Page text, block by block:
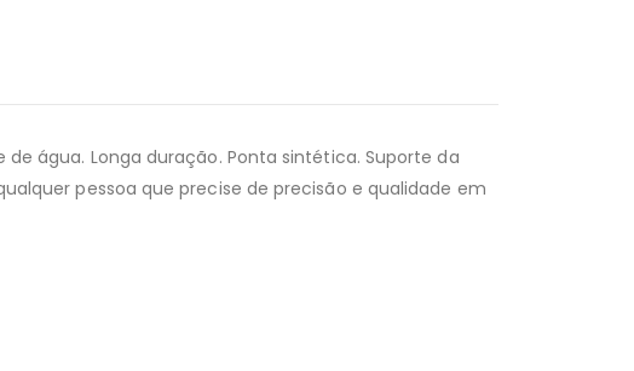
água. Longa duração. Ponta sintética. Suporte da
pessoa que precise de precisão e qualidade em